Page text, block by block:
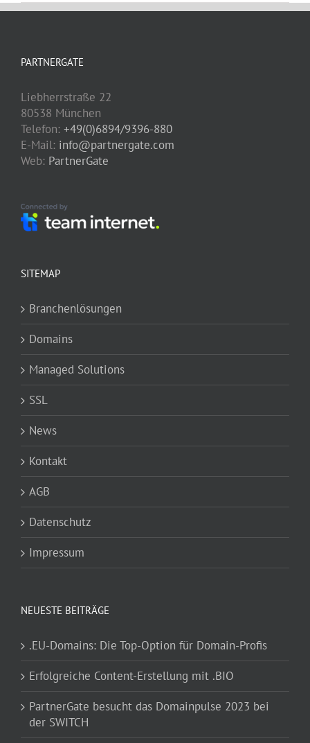
PARTNERGATE
Liebherrstraße 22
80538 München
Telefon: +49(0)6894/9396-880
E-Mail: info@partnergate.com
Web: PartnerGate
SITEMAP
Branchenlösungen
Domains
Managed Solutions
SSL
News
Kontakt
AGB
Datenschutz
Impressum
NEUESTE BEITRÄGE
.EU-Domains: Die Top-Option für Domain-Profis
Erfolgreiche Content-Erstellung mit .BIO
PartnerGate besucht das Domainpulse 2023 bei
der SWITCH